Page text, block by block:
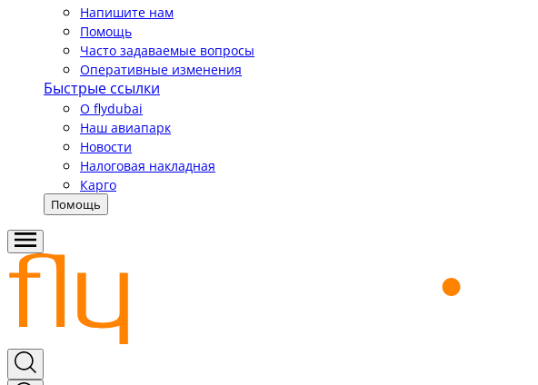
Напишите нам
Помощь
Часто задаваемые вопросы
Оперативные изменения
Быстрые ссылки
О flydubai
Наш авиапарк
Новости
Налоговая накладная
Карго
Помощь